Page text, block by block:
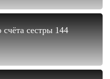
сестры 144